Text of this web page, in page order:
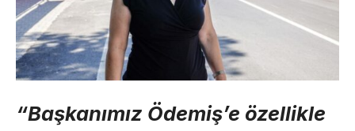
“Başkanımız Ödemiş’e özellikle